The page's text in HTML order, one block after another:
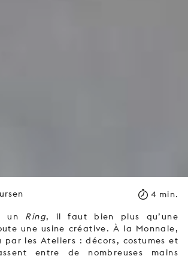
4 min.
un Ring, il faut bien plus qu’une
une usine créative. À la Monnaie,
par les Ateliers : décors, costumes et
entre de nombreuses mains